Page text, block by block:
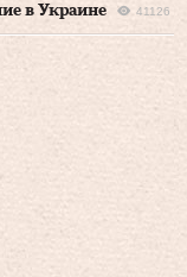
в Украине
41126